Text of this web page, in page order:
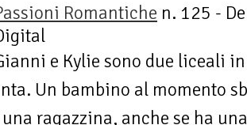
Romantiche n. 125 -
e Kylie sono due liceali
Un bambino al momento
ragazzina, anche se ha